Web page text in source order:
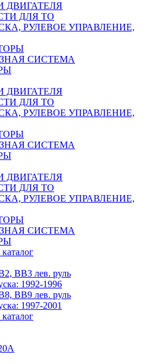
ДВИГАТЕЛЯ
ДЛЯ ТО
РУЛЕВОЕ УПРАВЛЕНИЕ,
СИСТЕМА
ДВИГАТЕЛЯ
ДЛЯ ТО
РУЛЕВОЕ УПРАВЛЕНИЕ,
СИСТЕМА
ДВИГАТЕЛЯ
ДЛЯ ТО
РУЛЕВОЕ УПРАВЛЕНИЕ,
СИСТЕМА
BB3 лев. руль
1992-1996
BB9 лев. руль
1997-2001